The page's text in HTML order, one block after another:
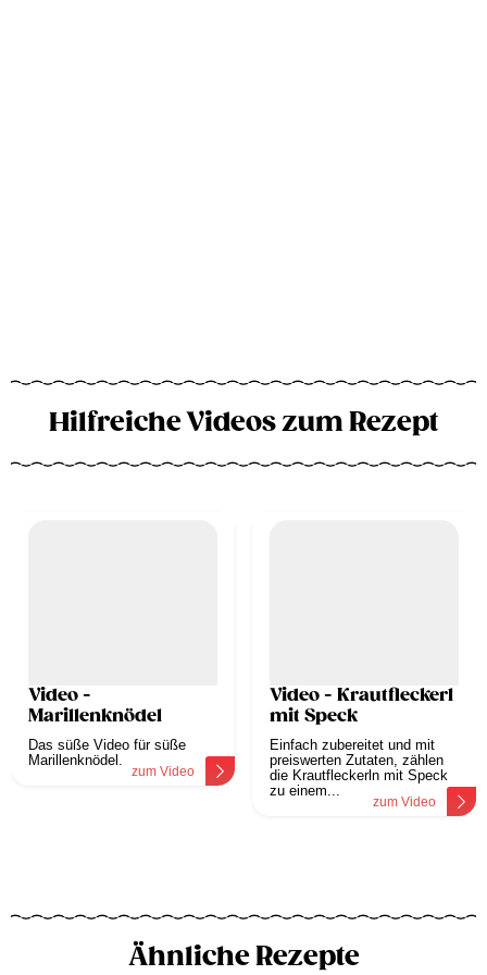
Hilfreiche Videos zum Rezept
Video -
Marillenknödel
Das süße Video für süße
Marillenknödel.
zum Video
Video - Krautfleckerl
mit Speck
Einfach zubereitet und mit
preiswerten Zutaten, zählen
die Krautfleckerln mit Speck
zu einem...
zum Video
Ähnliche Rezepte